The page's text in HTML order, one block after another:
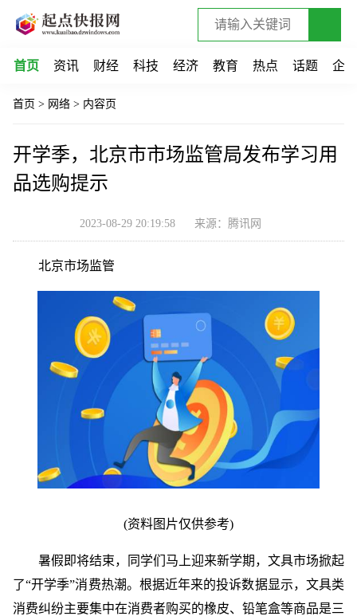
首页 资讯 财经 科技 经济 教育 热点 话题 企业
首页 > 网络 > 内容页
开学季，北京市市场监管局发布学习用
品选购提示
2023-08-29 20:19:58 来源：腾讯网
北京市场监管
(资料图片仅供参考)
暑假即将结束，同学们马上迎来新学期，文具市场掀起
了“开学季”消费热潮。根据近年来的投诉数据显示，文具类
消费纠纷主要集中在消费者购买的橡皮、铅笔盒等商品是三